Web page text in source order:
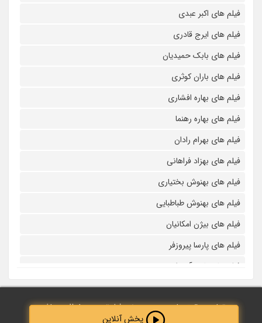
پخش آنلاین
پخش آنلاین
فیلم های اکبر عبدی
فیلم های ایرج قادری
فیلم های بابک حمیدیان
فیلم های باران کوثری
فیلم های بهاره افشاری
فیلم های بهاره رهنما
فیلم های بهرام رادان
فیلم های بهزاد فراهانی
فیلم های بهنوش بختیاری
فیلم های بهنوش طباطبایی
فیلم های بیژن امکانیان
فیلم های پارسا پیروزفر
فیلم های پانته آ بهرام
فیلم های پولاد کیمیایی
فیلم های پویا امینی
تمامی حقوق مادی و معنوی نزد فیلم‌ترین محفوظ می‌باشد.